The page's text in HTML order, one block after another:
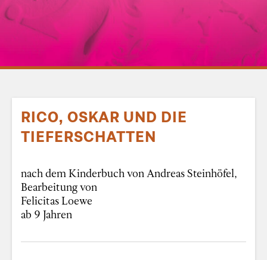
RICO, OSKAR UND DIE
TIEFERSCHATTEN
nach dem Kinderbuch von Andreas Steinhöfel,
Bearbeitung von
Felicitas Loewe
ab 9 Jahren